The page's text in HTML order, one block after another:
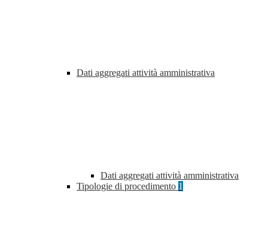
Dati aggregati attività amministrativa
Dati aggregati attività amministrativa
Tipologie di procedimento 1